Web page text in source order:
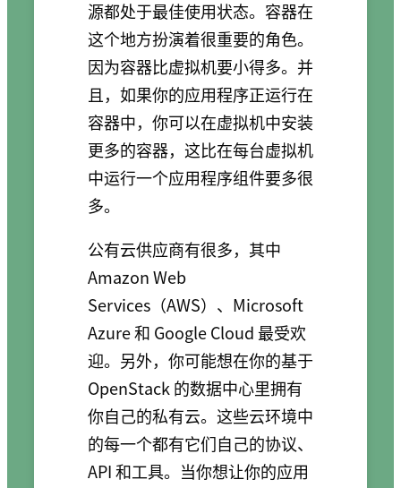
源都处于最佳使用状态。容器在
这个地方扮演着很重要的角色。
因为容器比虚拟机要小得多。并
且，如果你的应用程序正运行在
容器中，你可以在虚拟机中安装
更多的容器，这比在每台虚拟机
中运行一个应用程序组件要多很
多。
公有云供应商有很多，其中
Amazon Web
Services（AWS）、Microsoft
Azure 和 Google Cloud 最受欢
迎。另外，你可能想在你的基于
OpenStack 的数据中心里拥有
你自己的私有云。这些云环境中
的每一个都有它们自己的协议、
API 和工具。当你想让你的应用